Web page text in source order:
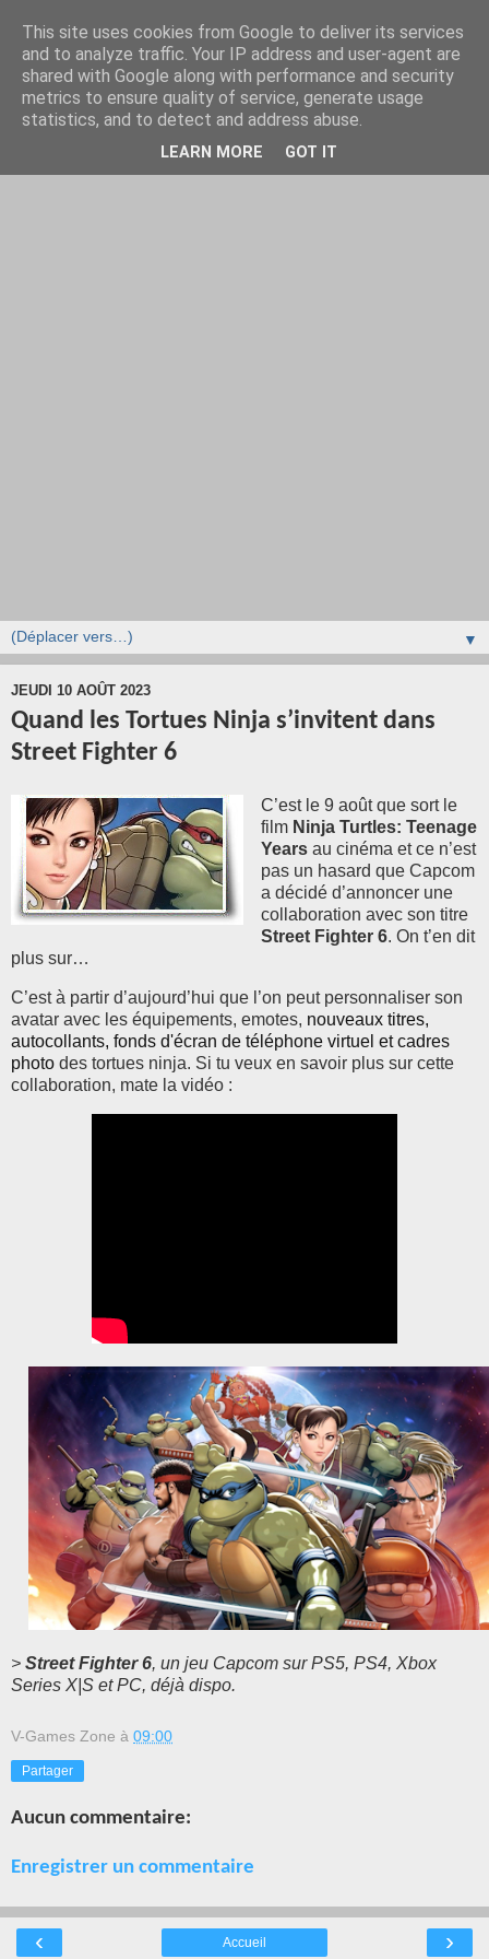
▼
JEUDI 10 AOÛT 2023
Quand les Tortues Ninja s’invitent dans
Street Fighter 6
C’est le 9 août que sort le
film Ninja Turtles: Teenage
Yearsau cinéma et ce n’est
pas un hasard que Capcom
a décidé d’annoncer une
collaboration avec son titre
Street Fighter 6. On t’en dit
plus sur…
C’est à partir d’aujourd’hui que l’on peut personnaliser son
avatar avec les équipements, emotes, nouveaux titres,
autocollants, fonds d'écran de téléphone virtuel et cadres
photo des tortues ninja. Si tu veux en savoir plus sur cette
collaboration, mate la vidéo :
> Street Fighter 6, un jeu Capcom sur PS5, PS4, Xbox
Series X|S et PC, déjà dispo.
V-Games Zone à 09:00
Partager
Aucun commentaire:
Enregistrer un commentaire
‹ ›
Accueil
This site uses cookies from Google to deliver its services
and to analyze traffic. Your IP address and user-agent are
shared with Google along with performance and security
metrics to ensure quality of service, generate usage
statistics, and to detect and address abuse.
LEARN MORE GOT IT